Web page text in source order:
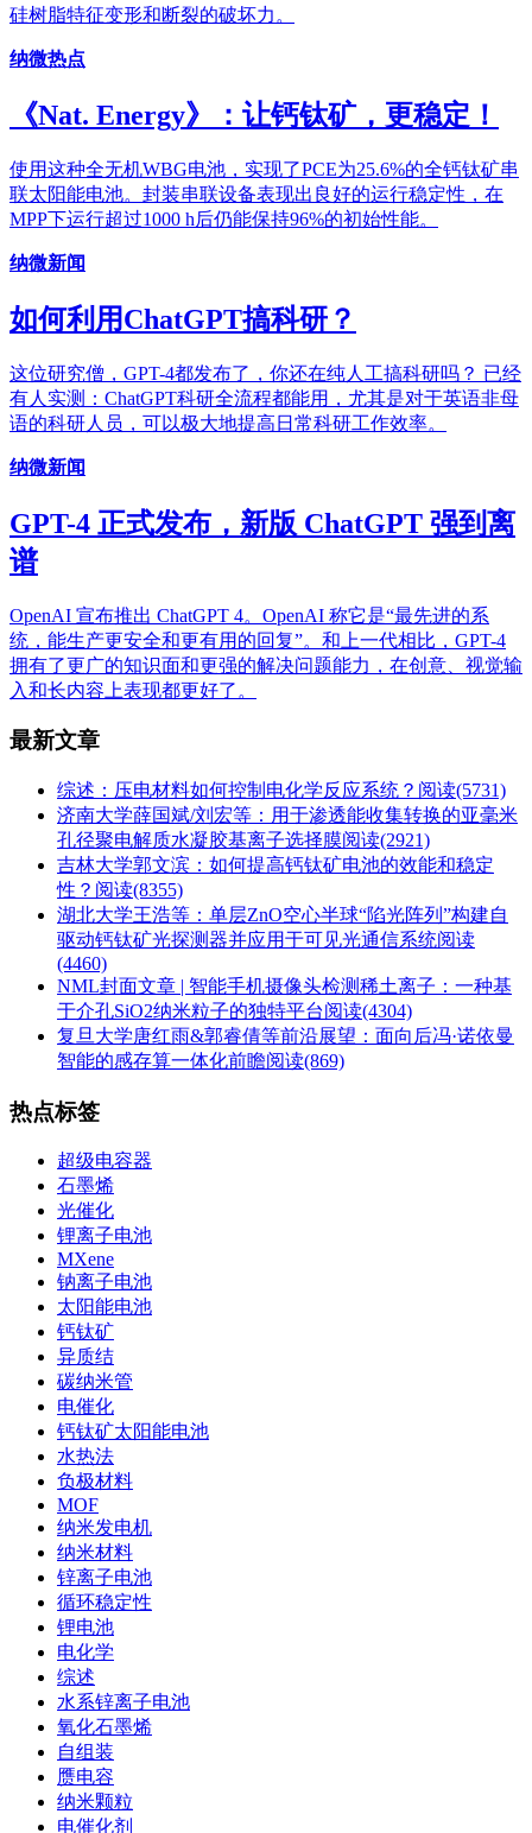
硅树脂特征变形和断裂的破坏力。
纳微热点
《Nat. Energy》：让钙钛矿，更稳定！
使用这种全无机WBG电池，实现了PCE为25.6%的全钙钛矿串
联太阳能电池。封装串联设备表现出良好的运行稳定性，在
MPP下运行超过1000 h后仍能保持96%的初始性能。
纳微新闻
如何利用ChatGPT搞科研？
这位研究僧，GPT-4都发布了，你还在纯人工搞科研吗？ 已经
有人实测：ChatGPT科研全流程都能用，尤其是对于英语非母
语的科研人员，可以极大地提高日常科研工作效率。
纳微新闻
GPT-4 正式发布，新版 ChatGPT 强到离
谱
OpenAI 宣布推出 ChatGPT 4。OpenAI 称它是“最先进的系
统，能生产更安全和更有用的回复”。和上一代相比，GPT-4
拥有了更广的知识面和更强的解决问题能力，在创意、视觉输
入和长内容上表现都更好了。
最新文章
综述：压电材料如何控制电化学反应系统？ 阅读(5731)
济南大学薛国斌/刘宏等：用于渗透能收集转换的亚毫米
孔径聚电解质水凝胶基离子选择膜阅读(2921)
吉林大学郭文滨：如何提高钙钛矿电池的效能和稳定
性？ 阅读(8355)
湖北大学王浩等：单层ZnO空心半球“陷光阵列”构建自
驱动钙钛矿光探测器并应用于可见光通信系统阅读
(4460)
NML封面文章 | 智能手机摄像头检测稀土离子：一种基
于介孔SiO2纳米粒子的独特平台阅读(4304)
复旦大学唐红雨&郭睿倩等前沿展望：面向后冯·诺依曼
智能的感存算一体化前瞻阅读(869)
热点标签
超级电容器
石墨烯
光催化
锂离子电池
MXene
钠离子电池
太阳能电池
钙钛矿
异质结
碳纳米管
电催化
钙钛矿太阳能电池
水热法
负极材料
MOF
纳米发电机
纳米材料
锌离子电池
循环稳定性
锂电池
电化学
综述
水系锌离子电池
氧化石墨烯
自组装
赝电容
纳米颗粒
电催化剂